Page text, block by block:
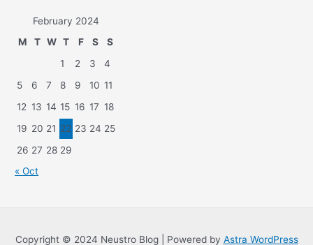
February 2024
M
T W T F S
S
1
2 3
4
5
6 7 8 9 10 11
12 13 14 15 16 17 18
19 20 21 22 23 24 25
26 27 28 29
« Oct
Copyright © 2024 Neustro Blog | Powered by Astra WordPress